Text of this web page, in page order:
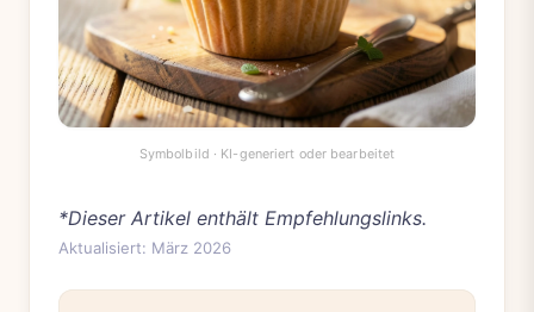
*Dieser Artikel enthält Empfehlungslinks.
Aktualisiert: März 2026